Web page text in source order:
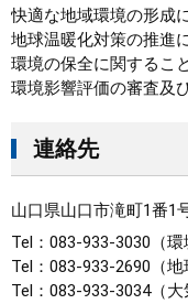
快適な地域環境の形成
地球温暖化対策の推進
環境の保全に関すること
環境影響評価の審査及
連絡先
山口県山口市滝町1番1
Tel：083-933-3030
環
Tel：083-933-2690
地
Tel：083-933-3034
大